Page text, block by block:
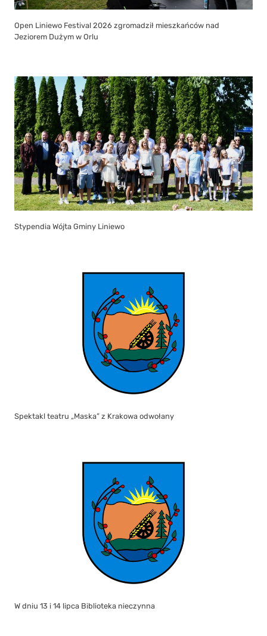
Open Liniewo Festival 2026 zgromadził mieszkańców nad
Jeziorem Dużym w Orlu
Stypendia Wójta Gminy Liniewo
Spektakl teatru „Maska” z Krakowa odwołany
W dniu 13 i 14 lipca Biblioteka nieczynna